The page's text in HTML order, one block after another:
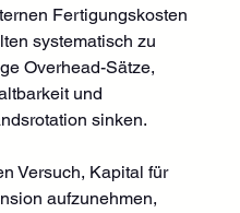
Fertigungskosten
systematisch zu
Overhead-Sätze,
und
sinken.
Versuch, Kapital für
aufzunehmen,